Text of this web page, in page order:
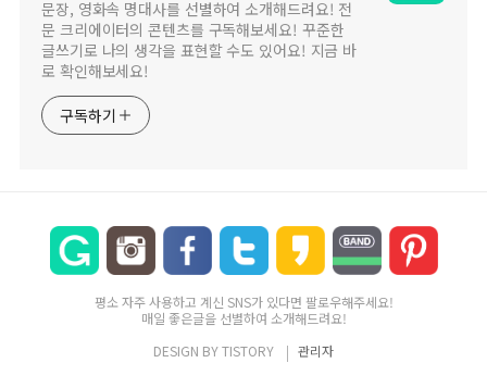
문장, 영화속 명대사를 선별하여 소개해드려요! 전
문 크리에이터의 콘텐츠를 구독해보세요! 꾸준한
글쓰기로 나의 생각을 표현할 수도 있어요! 지금 바
로 확인해보세요!
구독하기
평소 자주 사용하고 계신 SNS가 있다면 팔로우해주세요!
매일 좋은글을 선별하여 소개해드려요!
DESIGN BYTISTORY 관리자